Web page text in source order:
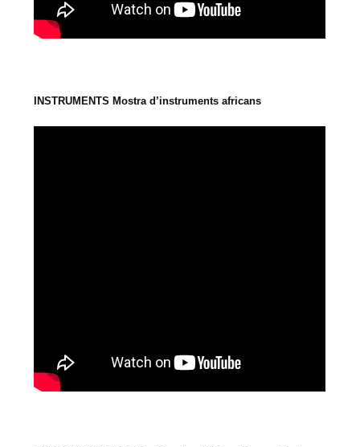
INSTRUMENTS Mostra d’instruments africans